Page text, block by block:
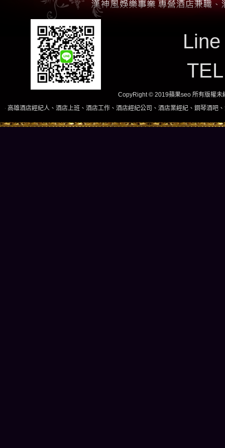
CopyRight © 2019蘋果seo 所有版權未
人、酒店上班、酒店工作、酒店經紀公司、酒店業經紀、鋼琴酒吧、酒店小姐